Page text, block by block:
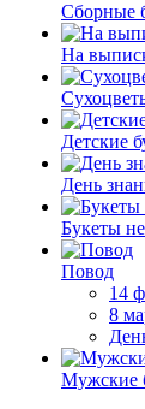
Сборные
На
Детские
День
Букеты
Повод
14
8
Мужские